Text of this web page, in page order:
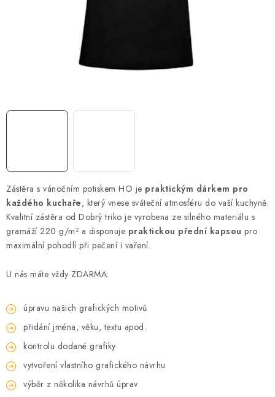
PROVIZNÍ SYSTÉM
Časté otázky
Obchodní podmínky
Zástěra s vánočním potiskem HO je praktickým dárkem pro
každého kuchaře, který vnese sváteční atmosféru do vaší kuchyně.
Kvalitní zástěra od Dobrý triko je vyrobena ze silného materiálu s
gramáží 220 g/m² a disponuje praktickou přední kapsou pro
maximální pohodlí při pečení i vaření.
U nás máte vždy ZDARMA:
úpravu našich grafických motivů
přidání jména, věku, textu apod.
kontrolu dodané grafiky
vytvoření vlastního grafického návrhu
výběr z několika návrhů úprav